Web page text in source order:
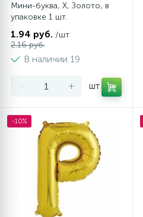
Мини-буква, Х, Золото, в
упаковке 1 шт.
1.94 руб. /шт
2.16 руб.
В наличии 19
- + шт
-10%